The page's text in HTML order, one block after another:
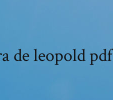
de leopold pdf